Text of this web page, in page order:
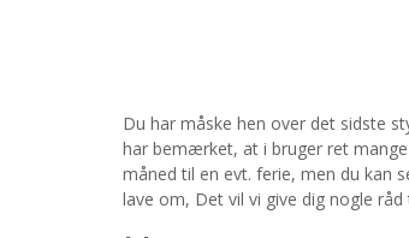
Du har måske hen over det sidste
har bemærket, at i bruger ret
måned til en evt. ferie, men du kan
lave om, Det vil vi give dig nogle råd